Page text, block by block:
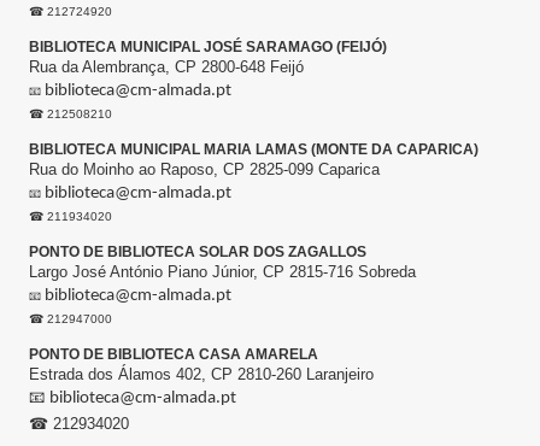
☎ 212724920
BIBLIOTECA MUNICIPAL JOSÉ SARAMAGO (FEIJÓ)
Rua da Alembrança, CP 2800-648 Feijó
📧 biblioteca@cm-almada.pt
☎ 212508210
BIBLIOTECA MUNICIPAL MARIA LAMAS (MONTE DA CAPARICA)
Rua do Moinho ao Raposo, CP 2825-099 Caparica
📧 biblioteca@cm-almada.pt
☎ 211934020
PONTO DE BIBLIOTECA SOLAR DOS ZAGALLOS
Largo José António Piano Júnior, CP 2815-716 Sobreda
📧 biblioteca@cm-almada.pt
☎ 212947000
PONTO DE BIBLIOTECA CASA AMARELA
Estrada dos Álamos 402, CP 2810-260 Laranjeiro
📧 biblioteca@cm-almada.pt
☎ 212934020